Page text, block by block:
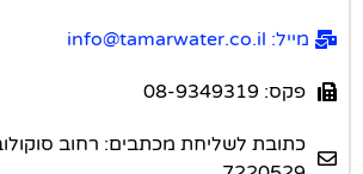
מייל: info@tamarwater.co.il
פקס: 08-9349319